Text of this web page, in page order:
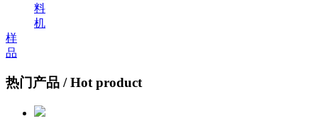
料
机
样
品
热门产品 / Hot product